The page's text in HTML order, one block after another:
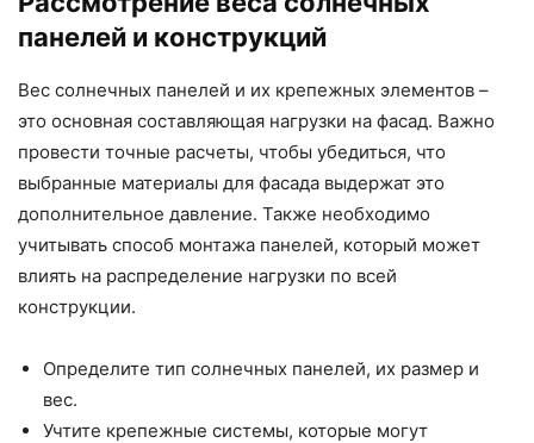
панелей и конструкций
Вес солнечных панелей и их крепежных элементов –
это основная составляющая нагрузки на фасад. Важно
провести точные расчеты, чтобы убедиться, что
выбранные материалы для фасада выдержат это
дополнительное давление. Также необходимо
учитывать способ монтажа панелей, который может
влиять на распределение нагрузки по всей
конструкции.
Определите тип солнечных панелей, их размер и
вес.
Учтите крепежные системы, которые могут